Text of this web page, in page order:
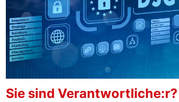
Sie sind Verantwortliche:r?